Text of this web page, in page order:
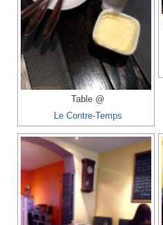
Table @
Le Contre-Temps